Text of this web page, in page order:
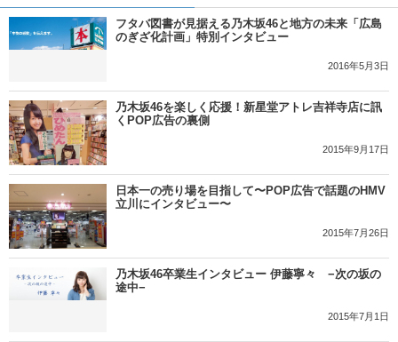
フタバ図書が見据える乃木坂46と地方の未来「広島
のぎざ化計画」特別インタビュー
2016年5月3日
乃木坂46を楽しく応援！新星堂アトレ吉祥寺店に訊
くPOP広告の裏側
2015年9月17日
日本一の売り場を目指して〜POP広告で話題のHMV
立川にインタビュー〜
2015年7月26日
乃木坂46卒業生インタビュー 伊藤寧々 −次の坂の
途中−
2015年7月1日